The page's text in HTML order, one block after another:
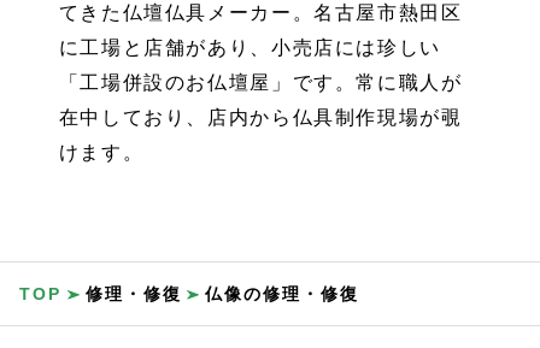
てきた仏壇仏具メーカー。名古屋市熱田区
に工場と店舗があり、小売店には珍しい
「工場併設のお仏壇屋」です。常に職人が
在中しており、店内から仏具制作現場が覗
けます。
TOP 修理・修復 仏像の修理・修復